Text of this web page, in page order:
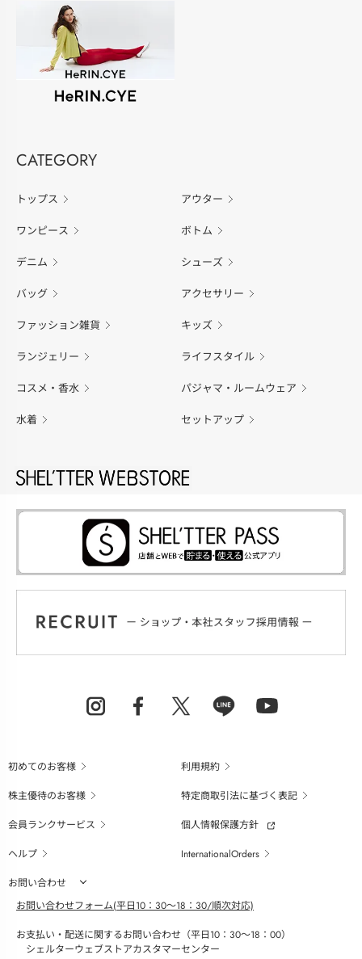
CATEGORY
トップス アウター
ワンピース ボトム
デニム シューズ
バッグ アクセサリー
ファッション雑貨 キッズ
ランジェリー ライフスタイル
コスメ・香水 パジャマ・ルームウェア
水着 セットアップ
初めてのお客様
利用規約
株主優待のお客様
特定商取引法に基づく表記
会員ランクサービス
個人情報保護方針
ヘルプ
InternationalOrders
お問い合わせ
お問い合わせフォーム(平日10：30～18：30/順次対応)
お支払い・配送に関するお問い合わせ（平日10：30～18：00）
シェルターウェブストアカスタマーセンター